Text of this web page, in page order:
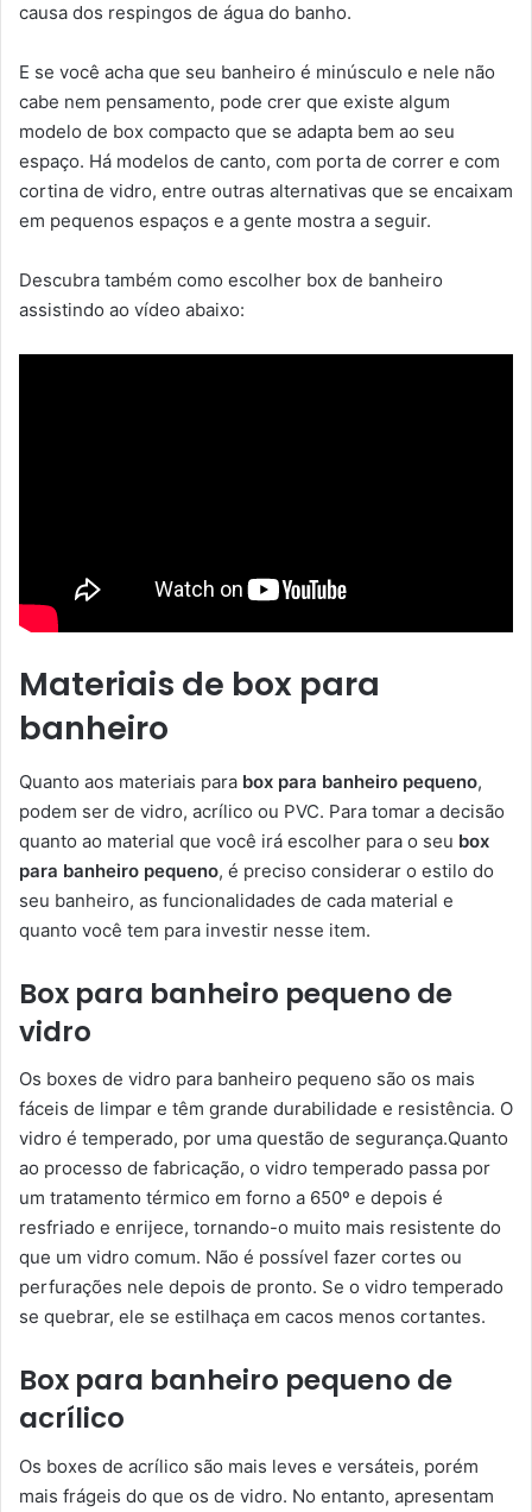
causa dos respingos de água do banho.
E se você acha que seu banheiro é minúsculo e nele não
cabe nem pensamento, pode crer que existe algum
modelo de box compacto que se adapta bem ao seu
espaço. Há modelos de canto, com porta de correr e com
cortina de vidro, entre outras alternativas que se encaixam
em pequenos espaços e a gente mostra a seguir.
Descubra também como escolher box de banheiro
assistindo ao vídeo abaixo:
Materiais de box para
banheiro
Quanto aos materiais para box para banheiro pequeno,
podem ser de vidro, acrílico ou PVC. Para tomar a decisão
quanto ao material que você irá escolher para o seu box
para banheiro pequeno, é preciso considerar o estilo do
seu banheiro, as funcionalidades de cada material e
quanto você tem para investir nesse item.
Box para banheiro pequeno de
vidro
Os boxes de vidro para banheiro pequeno são os mais
fáceis de limpar e têm grande durabilidade e resistência. O
vidro é temperado, por uma questão de segurança.Quanto
ao processo de fabricação, o vidro temperado passa por
um tratamento térmico em forno a 650º e depois é
resfriado e enrijece, tornando-o muito mais resistente do
que um vidro comum. Não é possível fazer cortes ou
perfurações nele depois de pronto. Se o vidro temperado
se quebrar, ele se estilhaça em cacos menos cortantes.
Box para banheiro pequeno de
acrílico
Os boxes de acrílico são mais leves e versáteis, porém
mais frágeis do que os de vidro. No entanto, apresentam